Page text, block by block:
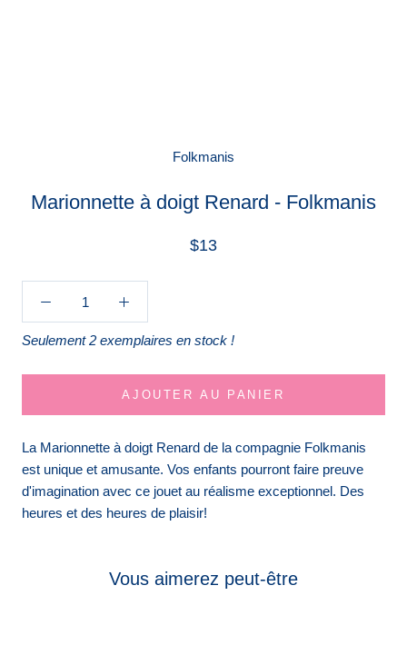
Folkmanis
Marionnette à doigt Renard - Folkmanis
$13
Seulement 2 exemplaires en stock !
AJOUTER AU PANIER
La Marionnette à doigt Renard de la compagnie Folkmanis
est unique et amusante. Vos enfants pourront faire preuve
d'imagination avec ce jouet au réalisme exceptionnel. Des
heures et des heures de plaisir!
Vous aimerez peut-être